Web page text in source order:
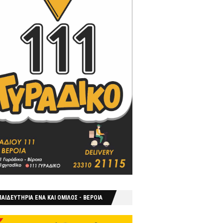
ΕΝΑ ΚΑΙ ΟΜΙΛΟΣ - ΒΕΡΟΙΑ